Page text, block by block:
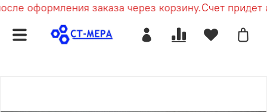
оформления заказа через корзину.Счет придет